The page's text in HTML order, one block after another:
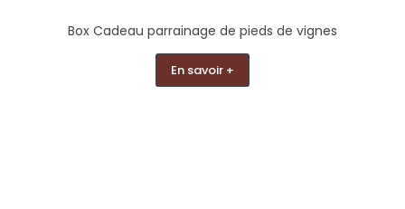
Box Cadeau parrainage de pieds de vignes
En savoir +